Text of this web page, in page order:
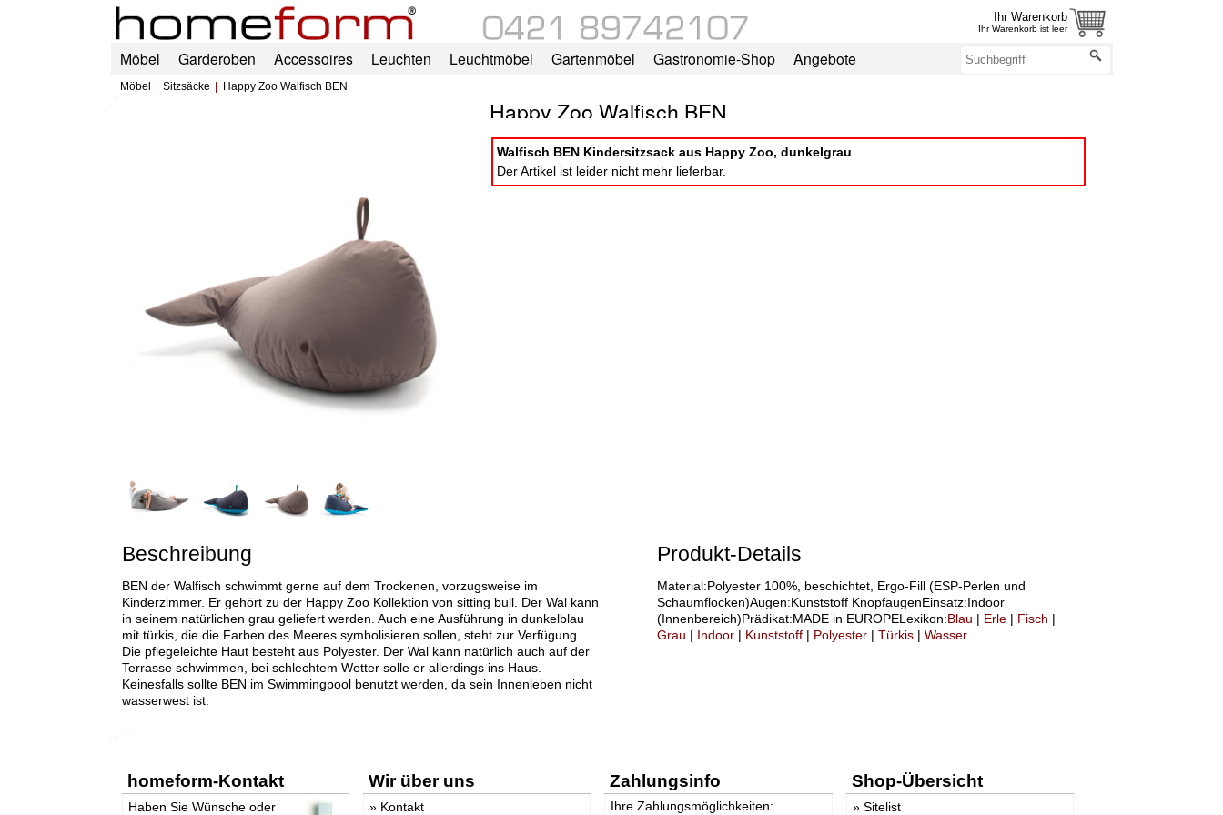
Ihr Warenkorb
Ihr Warenkorb ist leer
Möbel Garderoben Accessoires Leuchten Leuchtmöbel Gartenmöbel Gastronomie-Shop Angebote
Möbel Sitzsäcke Happy Zoo Walfisch BEN
Happy Zoo Walfisch BEN
Walfisch BEN Kindersitzsack aus Happy Zoo, dunkelgrau
Der Artikel ist leider nicht mehr lieferbar.
Beschreibung
BEN der Walfisch schwimmt gerne auf dem Trockenen, vorzugsweise im
Kinderzimmer. Er gehört zu der Happy Zoo Kollektion von sitting bull. Der Wal kann
in seinem natürlichen grau geliefert werden. Auch eine Ausführung in dunkelblau
mit türkis, die die Farben des Meeres symbolisieren sollen, steht zur Verfügung.
Die pflegeleichte Haut besteht aus Polyester. Der Wal kann natürlich auch auf der
Terrasse schwimmen, bei schlechtem Wetter solle er allerdings ins Haus.
Keinesfalls sollte BEN im Swimmingpool benutzt werden, da sein Innenleben nicht
wasserwest ist.
Produkt-Details
Material:Polyester 100%, beschichtet, Ergo-Fill (ESP-Perlen und
Schaumflocken)Augen:Kunststoff KnopfaugenEinsatz:Indoor
(Innenbereich)Prädikat:MADE in EUROPELexikon:Blau | Erle| Fisch |
Grau | Indoor| Kunststoff| Polyester| Türkis| Wasser
homeform-Kontakt
Haben Sie Wünsche oder
Wir über uns
» Kontakt
Zahlungsinfo
Ihre Zahlungsmöglichkeiten:
Shop-Übersicht
» Sitelist